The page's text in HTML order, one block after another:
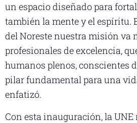
un espacio diseñado para
también la mente y el espíritu.
del Noreste nuestra misión va
profesionales de excelencia,
humanos plenos, conscientes
pilar fundamental para una
enfatizó.
Con esta inauguración, la